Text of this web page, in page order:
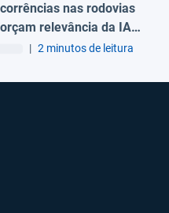
nas rodovias
relevância da IA
viária
| 2 minutos de leitura